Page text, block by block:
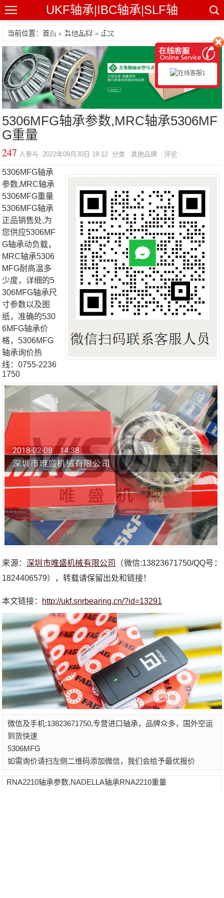
UKF轴承|IBC轴承|SLF轴
承|GRW轴承|NHBB轴承
当前位置：首页 »其他品牌 » 正文
5306MFG轴承参数,MRC轴承5306MF
G重量
247 人参与 2022年09月30日 18:12 分类 : 其他品牌 评论
5306MFG轴承
参数,MRC轴承
5306MFG重量
5306MFG轴承
正品销售处,为
您供应5306MF
G轴承动负载，
MRC轴承5306
MFG耐高温多
少度，详细的5
306MFG轴承尺
寸参数以及图
纸，准确的530
6MFG轴承价
格，5306MFG
轴承询价热
线：0755-2236
1750
来源：深圳市唯盛机械有限公司
（微信:13823671750/QQ号：
1824406579），转载请保留出处和链接！
本文链接： http://ukf.snrbearing.cn/?id=13291
微信及手机:13823671750,专营进口轴承，品牌众多，国外空运
到货快速
5306MFG
如需询价请扫左侧二维码添加微信，我们会给予最优报价
RNA2210轴承参数,NADELLA轴承RNA2210重量